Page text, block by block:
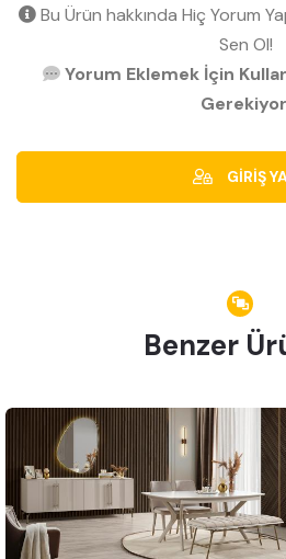
Bu Ürün hakkında Hiç Yorum
Sen Ol!
Yorum Eklemek İçin
GİRİŞ
Benzer